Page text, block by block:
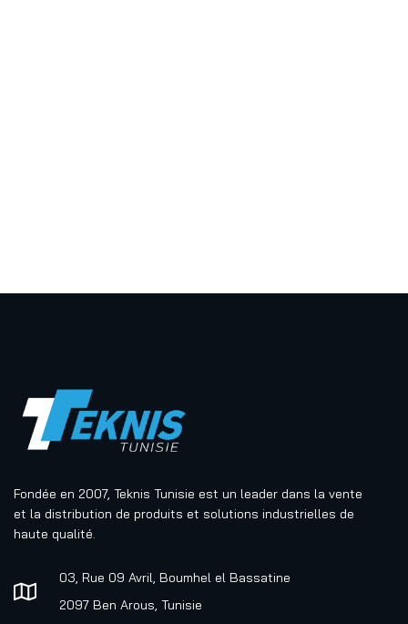
Fondée en 2007, Teknis Tunisie est un leader dans la vente
et la distribution de produits et solutions industrielles de
haute qualité.
03, Rue 09 Avril, Boumhel el Bassatine
2097 Ben Arous, Tunisie